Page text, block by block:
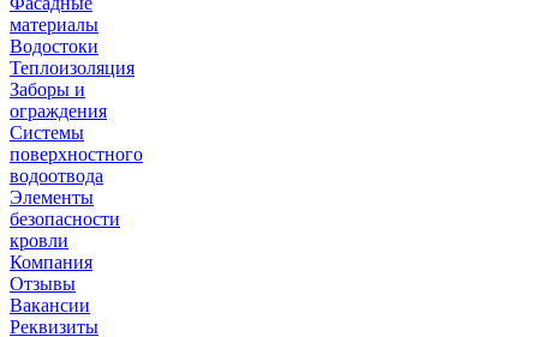
материалы
Водостоки
Теплоизоляция
Заборы и
ограждения
Системы
поверхностного
водоотвода
Элементы
безопасности
кровли
Компания
Отзывы
Вакансии
Реквизиты